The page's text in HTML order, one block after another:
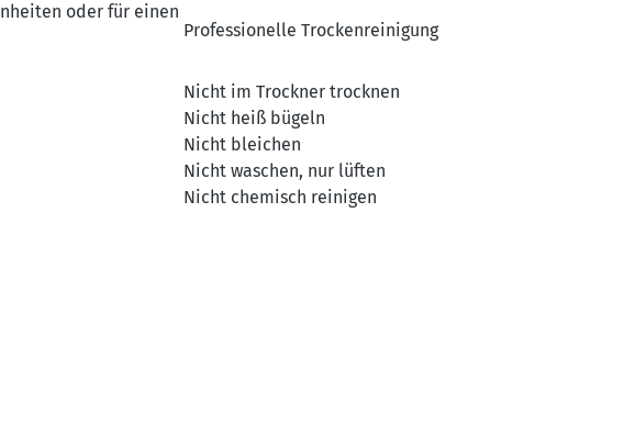
oder für einen
Professionelle Trockenreinigung
Nicht im Trockner trocknen
Nicht heiß bügeln
Nicht bleichen
Nicht waschen, nur lüften
Nicht chemisch reinigen